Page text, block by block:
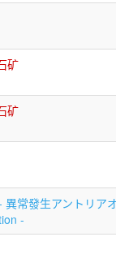
矿
矿
異常發生アントリア
-